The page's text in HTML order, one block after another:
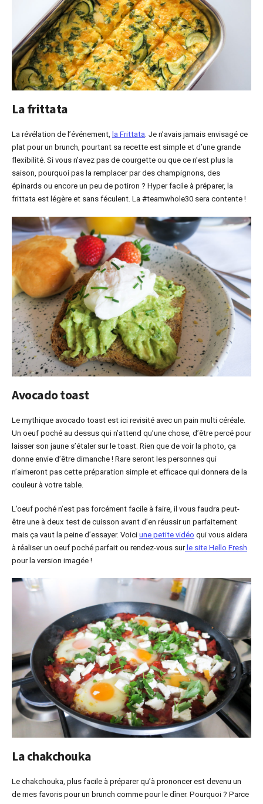
La frittata
La révélation de l’événement, la Frittata. Je n’avais jamais envisagé ce
plat pour un brunch, pourtant sa recette est simple et d’une grande
flexibilité. Si vous n’avez pas de courgette ou que ce n’est plus la
saison, pourquoi pas la remplacer par des champignons, des
épinards ou encore un peu de potiron ? Hyper facile à préparer, la
frittata est légère et sans féculent. La #teamwhole30 sera contente !
Avocado toast
Le mythique avocado toast est ici revisité avec un pain multi céréale.
Un oeuf poché au dessus qui n’attend qu’une chose, d’être percé pour
laisser son jaune s’étaler sur le toast. Rien que de voir la photo, ça
donne envie d’être dimanche ! Rare seront les personnes qui
n’aimeront pas cette préparation simple et efficace qui donnera de la
couleur à votre table.
L’oeuf poché n’est pas forcément facile à faire, il vous faudra peut-
être une à deux test de cuisson avant d’en réussir un parfaitement
mais ça vaut la peine d’essayer. Voici une petite vidéo qui vous aidera
à réaliser un oeuf poché parfait ou rendez-vous surle site Hello Fresh
pour la version imagée !
La chakchouka
Le chakchouka, plus facile à préparer qu’à prononcer est devenu un
de mes favoris pour un brunch comme pour le dîner. Pourquoi ? Parce